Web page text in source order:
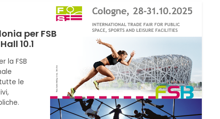
per FSB
10.1
la FSB
le